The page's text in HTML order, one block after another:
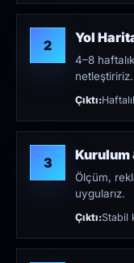
2 Yol
4–8
netleştiririz.
Çıktı:
3 Kurulum
Ölçüm,
uygularız.
Çıktı:Stabil